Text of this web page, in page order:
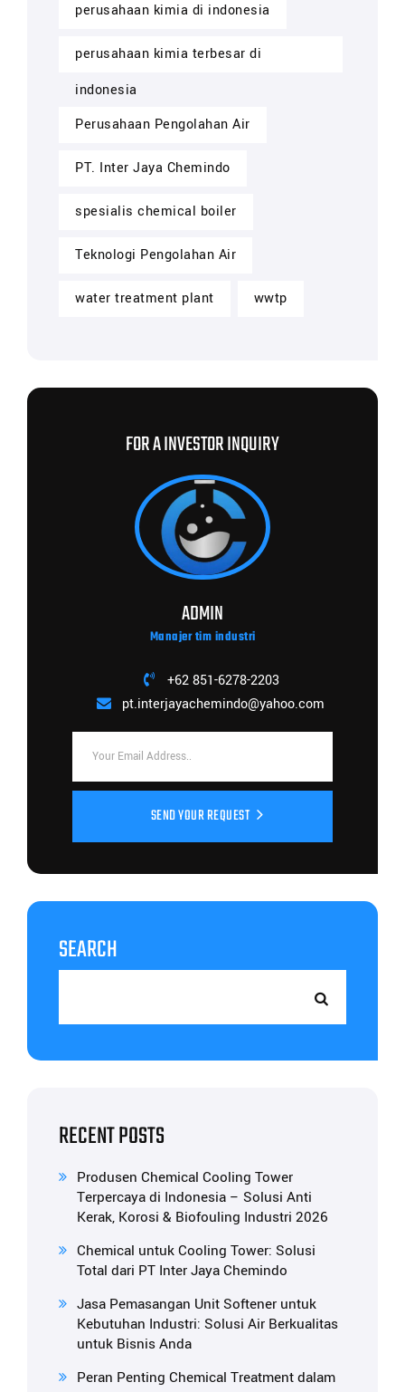
perusahaan kimia di indonesia
perusahaan kimia terbesar di
indonesia
Perusahaan Pengolahan Air
PT. Inter Jaya Chemindo
spesialis chemical boiler
Teknologi Pengolahan Air
water treatment plant wwtp
FOR A INVESTOR INQUIRY
ADMIN
Manajer tim industri
+62 851-6278-2203
pt.interjayachemindo@yahoo.com
SEND YOUR REQUEST
SEARCH
RECENT POSTS
Produsen Chemical Cooling Tower
Terpercaya di Indonesia – Solusi Anti
Kerak, Korosi & Biofouling Industri 2026
Chemical untuk Cooling Tower: Solusi
Total dari PT Inter Jaya Chemindo
Jasa Pemasangan Unit Softener untuk
Kebutuhan Industri: Solusi Air Berkualitas
untuk Bisnis Anda
Peran Penting Chemical Treatment dalam